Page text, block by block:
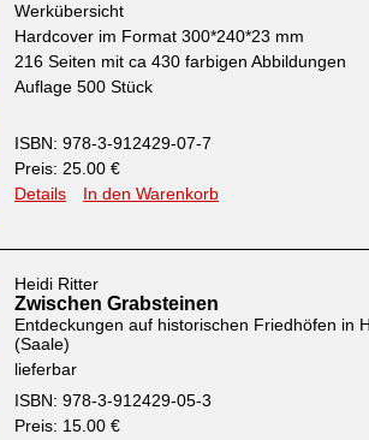
Werkübersicht
Hardcover im Format 300*240*23 mm
216 Seiten mit ca 430 farbigen Abbildungen
Auflage 500 Stück
ISBN: 978-3-912429-07-7
Preis: 25.00 €
Details
In den Warenkorb
Heidi Ritter
Zwischen Grabsteinen
Entdeckungen auf historischen Friedhöfen in
(Saale)
lieferbar
ISBN: 978-3-912429-05-3
Preis: 15.00 €